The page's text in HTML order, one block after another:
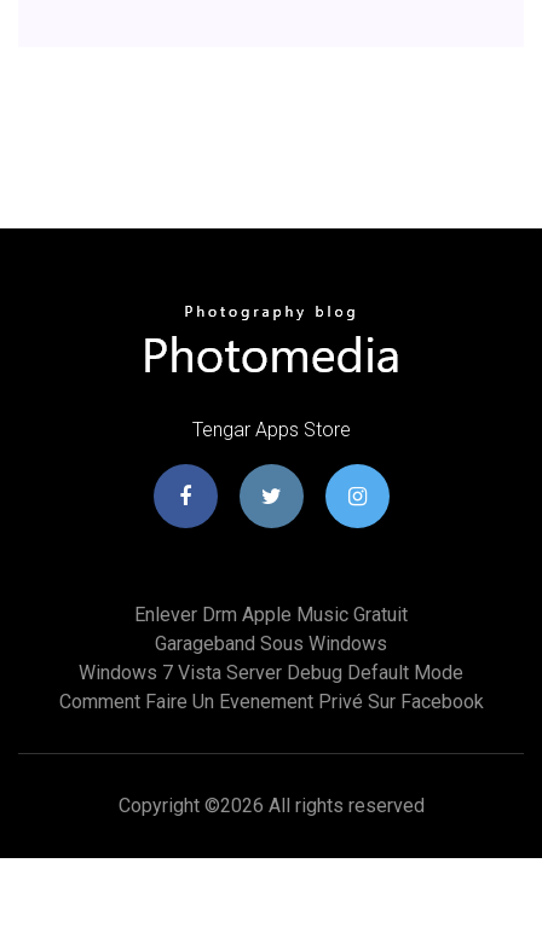
Tengar Apps Store
Enlever Drm Apple Music Gratuit
Garageband Sous Windows
Windows 7 Vista Server Debug Default Mode
Comment Faire Un Evenement Privé Sur Facebook
Copyright ©2026 All rights reserved